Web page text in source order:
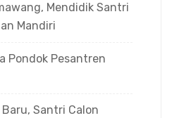
Mendidik Santri
Mandiri
Pondok Pesantren
Santri Calon